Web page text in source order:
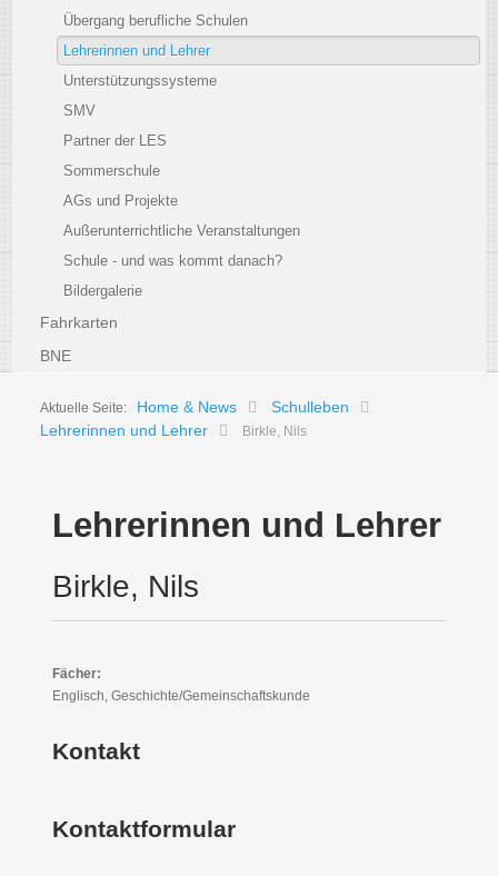
Übergang berufliche Schulen
Lehrerinnen und Lehrer
Unterstützungssysteme
SMV
Partner der LES
Sommerschule
AGs und Projekte
Außerunterrichtliche Veranstaltungen
Schule - und was kommt danach?
Bildergalerie
Fahrkarten
BNE
Aktuelle Seite: Home & News
Schulleben
Lehrerinnen und Lehrer
Birkle, Nils
Lehrerinnen und Lehrer
Birkle, Nils
Fächer:
Englisch, Geschichte/Gemeinschaftskunde
Kontakt
Kontaktformular